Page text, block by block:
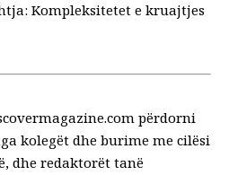
Kompleksitetet e kruajtjes
përdorni
kolegët dhe burime me cilësi
dhe redaktorët tanë